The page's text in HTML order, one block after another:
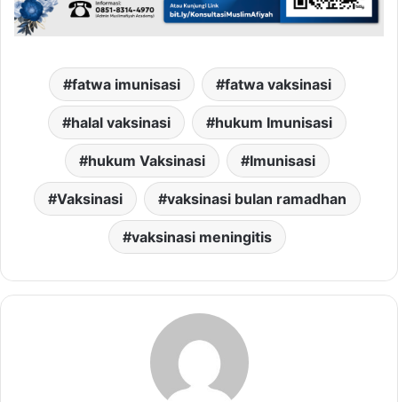
fatwa imunisasi fatwa vaksinasi
halal vaksinasi hukum Imunisasi
hukum Vaksinasi Imunisasi
Vaksinasi vaksinasi bulan ramadhan
vaksinasi meningitis